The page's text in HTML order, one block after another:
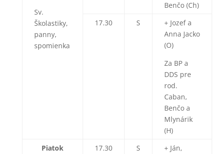
Sv.
Školastiky,
panny,
spomienka
Benčo (Ch)
17.30
S
+ Jozef a
Anna Jacko
(O)
Za BP a
DDS pre
rod.
Caban,
Benčo a
Mlynárik
(H)
Piatok
17.30 S
+ Ján,